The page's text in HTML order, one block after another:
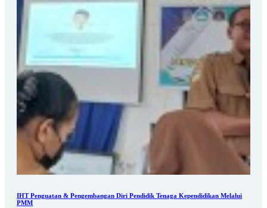
IHT Penguatan & Pengembangan Diri Pendidik Tenaga Kependidikan Melalui
PMM